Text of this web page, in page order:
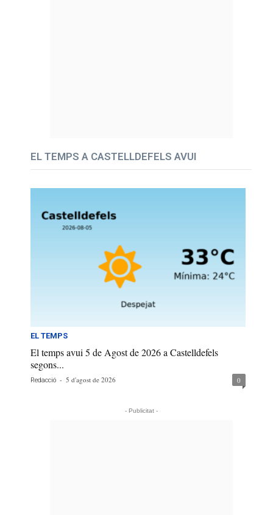
EL TEMPS A CASTELLDEFELS AVUI
EL TEMPS
El temps avui 5 de Agost de 2026 a Castelldefels
segons...
Redacció - 5 d'agost de 2026 0
- Publicitat -